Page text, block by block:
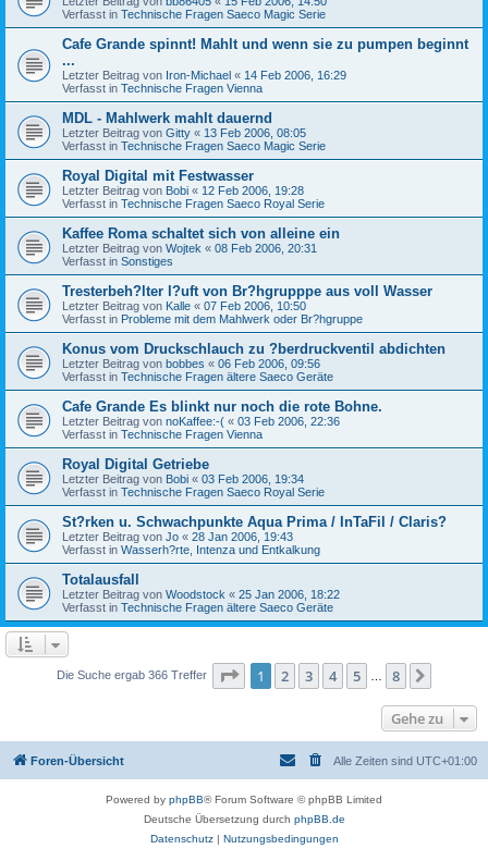
Verfasst in Technische Fragen Saeco Magic Serie
Cafe Grande spinnt! Mahlt und wenn sie zu pumpen beginnt
...
Letzter Beitrag von Iron-Michael « 14 Feb 2006, 16:29
Verfasst in Technische Fragen Vienna
MDL - Mahlwerk mahlt dauernd
Letzter Beitrag von Gitty « 13 Feb 2006, 08:05
Verfasst in Technische Fragen Saeco Magic Serie
Royal Digital mit Festwasser
Letzter Beitrag von Bobi « 12 Feb 2006, 19:28
Verfasst in Technische Fragen Saeco Royal Serie
Kaffee Roma schaltet sich von alleine ein
Letzter Beitrag von Wojtek « 08 Feb 2006, 20:31
Verfasst in Sonstiges
Tresterbeh?lter l?uft von Br?hgrupppe aus voll Wasser
Letzter Beitrag von Kalle « 07 Feb 2006, 10:50
Verfasst in Probleme mit dem Mahlwerk oder Br?hgruppe
Konus vom Druckschlauch zu ?berdruckventil abdichten
Letzter Beitrag von bobbes « 06 Feb 2006, 09:56
Verfasst in Technische Fragen ältere Saeco Geräte
Cafe Grande Es blinkt nur noch die rote Bohne.
Letzter Beitrag von noKaffee:-( « 03 Feb 2006, 22:36
Verfasst in Technische Fragen Vienna
Royal Digital Getriebe
Letzter Beitrag von Bobi « 03 Feb 2006, 19:34
Verfasst in Technische Fragen Saeco Royal Serie
St?rken u. Schwachpunkte Aqua Prima / InTaFil / Claris?
Letzter Beitrag von Jo « 28 Jan 2006, 19:43
Verfasst in Wasserh?rte, Intenza und Entkalkung
Totalausfall
Letzter Beitrag von Woodstock « 25 Jan 2006, 18:22
Verfasst in Technische Fragen ältere Saeco Geräte
Die Suche ergab 366 Treffer Seite 1von
1 2 3 4 5 8
Gehe zu
Foren-Übersicht Alle Zeiten sind UTC+01:00
Powered by phpBB® Forum Software © phpBB Limited
Deutsche Übersetzung durch phpBB.de
Datenschutz| Nutzungsbedingungen